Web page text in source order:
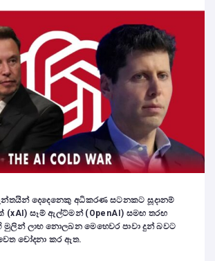
දෙදෙනෙකු අධිකරණ සටනකට සූදානම්
(xAI)සෑම් ඇල්ට්මන් ( OpenAI) සමඟ තරඟ
මුලින් ලාභ නොලබන මෙහෙවර පාවා දුන් බවට
චෝදනා කර ඇත.